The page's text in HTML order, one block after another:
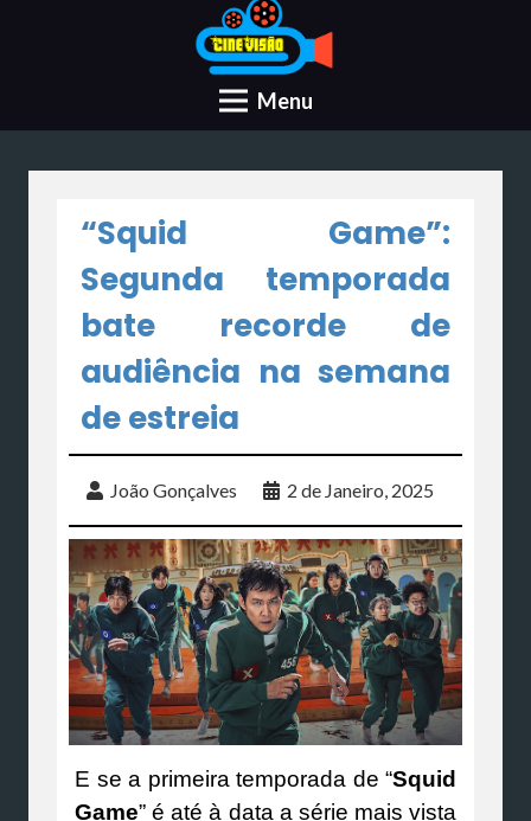
Menu
“Squid Game”:
Segunda temporada
bate recorde de
audiência na semana
de estreia
João Gonçalves 2 de Janeiro, 2025
E se a primeira temporada de “Squid
Game” é até à data a série mais vista